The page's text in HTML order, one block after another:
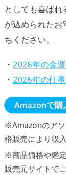
としても喜ば
が込められた
ちください。
・ 2026年の金運を
・ 2026年の仕事運
Amazonで購
※Amazonのアソ
格販売により収
※商品価格や鑑
販売元サイトで